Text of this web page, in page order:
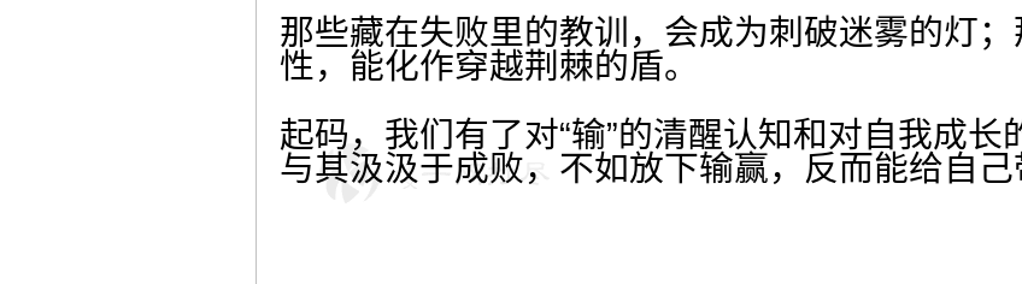
那些藏在失败里的教训，会成为刺破迷雾的灯
性，能化作穿越荆棘的盾。
起码，我们有了对“输”的清醒认知和对自我成长
与其汲汲于成败，不如放下输赢，反而能给自己